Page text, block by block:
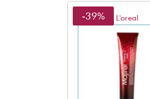
L'oreal
-39%